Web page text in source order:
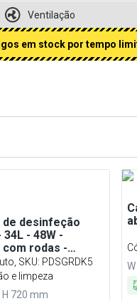
Ventilação
em stock por tempo
desinfeção
- 48W -
rodas -
SKU: PDSGRDK5
e limpeza
H 720 mm